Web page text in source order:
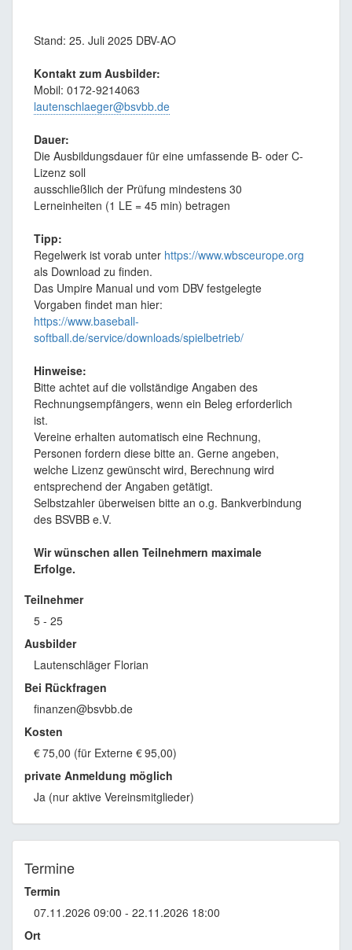
Stand: 25. Juli 2025 DBV-AO
Kontakt zum Ausbilder:
Mobil: 0172-9214063
lautenschlaeger@bsvbb.de
Dauer:
Die Ausbildungsdauer für eine umfassende B- oder C-
Lizenz soll
ausschließlich der Prüfung mindestens 30
Lerneinheiten (1 LE = 45 min) betragen
Tipp:
Regelwerk ist vorab unter https://www.wbsceurope.org
als Download zu finden.
Das Umpire Manual und vom DBV festgelegte
Vorgaben findet man hier:
https://www.baseball-
softball.de/service/downloads/spielbetrieb/
Hinweise:
Bitte achtet auf die vollständige Angaben des
Rechnungsempfängers, wenn ein Beleg erforderlich
ist.
Vereine erhalten automatisch eine Rechnung,
Personen fordern diese bitte an. Gerne angeben,
welche Lizenz gewünscht wird, Berechnung wird
entsprechend der Angaben getätigt.
Selbstzahler überweisen bitte an o.g. Bankverbindung
des BSVBB e.V.
Wir wünschen allen Teilnehmern maximale
Erfolge.
Teilnehmer
5 - 25
Ausbilder
Lautenschläger Florian
Bei Rückfragen
finanzen@bsvbb.de
Kosten
€75,00 (für Externe €95,00)
private Anmeldung möglich
Ja (nur aktive Vereinsmitglieder)
Termine
Termin
07.11.2026 09:00 - 22.11.2026 18:00
Ort